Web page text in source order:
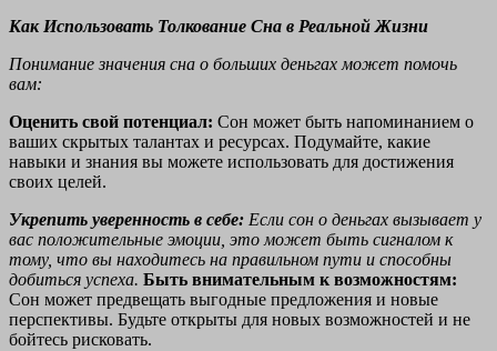
Как Использовать Толкование Сна в Реальной Жизни
Понимание значения сна о больших деньгах может помочь
вам:
Оценить свой потенциал: Сон может быть напоминанием о
ваших скрытых талантах и ресурсах. Подумайте, какие
навыки и знания вы можете использовать для достижения
своих целей.
Укрепить уверенность в себе: Если сон о деньгах вызывает у
вас положительные эмоции, это может быть сигналом к
тому, что вы находитесь на правильном пути и способны
добиться успеха. Быть внимательным к возможностям:
Сон может предвещать выгодные предложения и новые
перспективы. Будьте открыты для новых возможностей и не
бойтесь рисковать.